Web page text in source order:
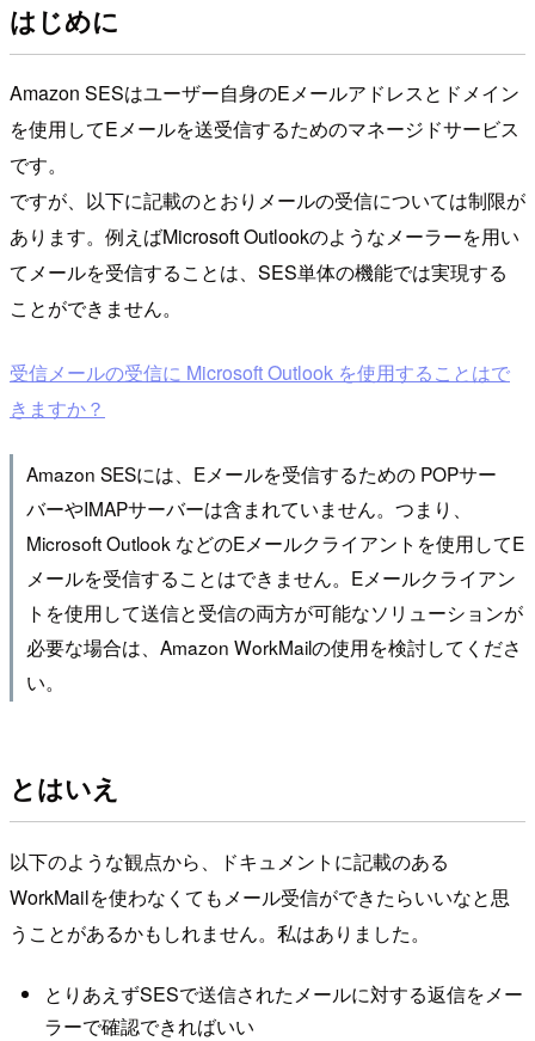
はじめに
Amazon SESはユーザー自身のEメールアドレスとドメイン
を使用してEメールを送受信するためのマネージドサービス
です。
ですが、以下に記載のとおりメールの受信については制限が
あります。例えばMicrosoft Outlookのようなメーラーを用い
てメールを受信することは、SES単体の機能では実現する
ことができません。
受信メールの受信に Microsoft Outlook を使用することはで
きますか？
Amazon SESには、Eメールを受信するための POPサー
バーやIMAPサーバーは含まれていません。つまり、
Microsoft Outlook などのEメールクライアントを使用してE
メールを受信することはできません。Eメールクライアン
トを使用して送信と受信の両方が可能なソリューションが
必要な場合は、Amazon WorkMailの使用を検討してくださ
い。
とはいえ
以下のような観点から、ドキュメントに記載のある
WorkMailを使わなくてもメール受信ができたらいいなと思
うことがあるかもしれません。私はありました。
とりあえずSESで送信されたメールに対する返信をメー
ラーで確認できればいい